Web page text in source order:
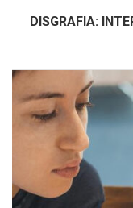
DISGRAFIA: